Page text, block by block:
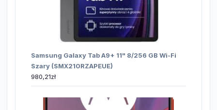
Samsung Galaxy Tab A9+ 11" 8/256 GB Wi-Fi
Szary (SMX210RZAPEUE)
980,21zł